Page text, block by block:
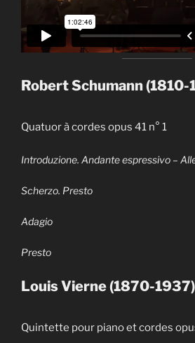
Robert Schumann
Quatuor à cordes opus 41 n° 1
Introduzione. Andante espressivo –
Scherzo. Presto
Adagio
Presto
Louis Vierne (1870-1937)
Quintette pour piano et cordes